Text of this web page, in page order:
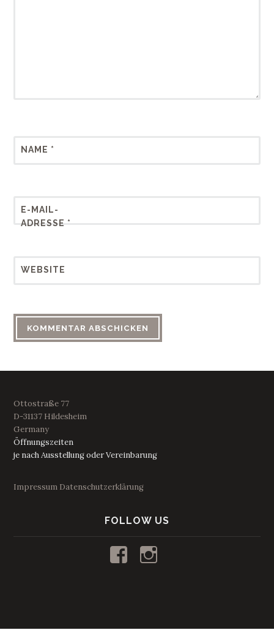
NAME *
E-MAIL-
ADRESSE *
WEBSITE
Ottostraße 77
D-31137 Hildesheim
Germany
Öffnungszeiten
je nach Ausstellung oder Vereinbarung
Impressum Datenschutzerklärung
FOLLOW US
Profil
von